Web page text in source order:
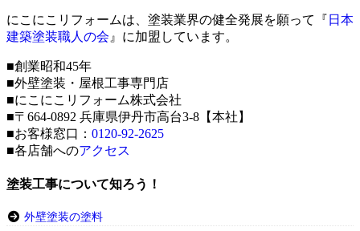
にこにこリフォームは、塗装業界の健全発展を願って『 日本
建築塗装職人の会 』に加盟しています。
■創業昭和45年
■外壁塗装・屋根工事専門店
■にこにこリフォーム株式会社
■〒664-0892 兵庫県伊丹市高台3-8【本社】
■お客様窓口： 0120-92-2625
■各店舗へのアクセス
塗装工事について知ろう！
外壁塗装の塗料